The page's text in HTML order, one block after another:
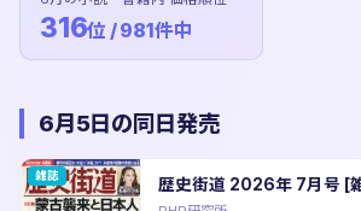
316位 / 981件中
6月5日の同日発売
雑誌 歴史街道 2026年 7月号 [